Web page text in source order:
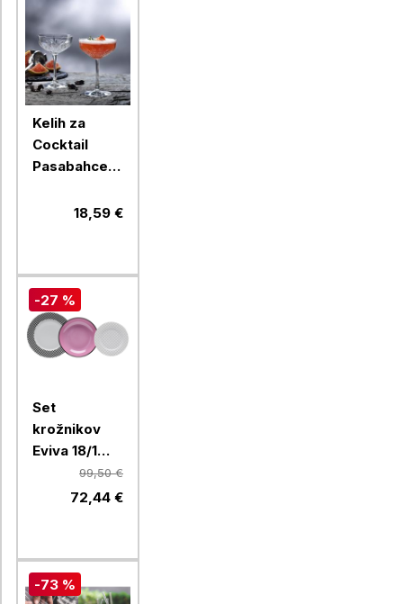
Kelih za
Cocktail
Pasabahce
270 ml, 418,59 €
-27 %
Set
krožnikov
Eviva 18/1
porcelan
99,50 €
72,44 €
-73 %